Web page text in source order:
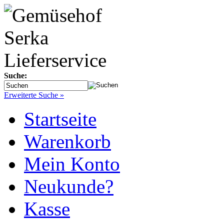
Suche:
Erweiterte Suche »
Startseite
Warenkorb
Mein Konto
Neukunde?
Kasse